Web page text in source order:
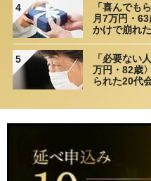
4
「喜んでも
月7万円・
かけで崩れ
5
「必要ない
万円・82歳
られた20代